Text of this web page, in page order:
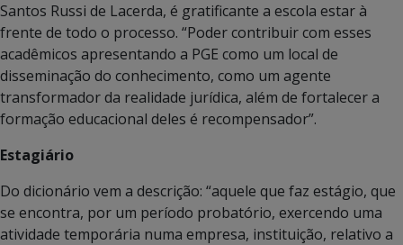
Santos Russi de Lacerda, é gratificante a escola estar à
frente de todo o processo. “Poder contribuir com esses
acadêmicos apresentando a PGE como um local de
disseminação do conhecimento, como um agente
transformador da realidade jurídica, além de fortalecer a
formação educacional deles é recompensador”.
Estagiário
Do dicionário vem a descrição: “aquele que faz estágio, que
se encontra, por um período probatório, exercendo uma
atividade temporária numa empresa, instituição, relativo a